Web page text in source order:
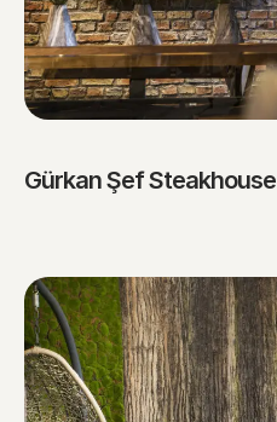
Gürkan Şef Steakhouse